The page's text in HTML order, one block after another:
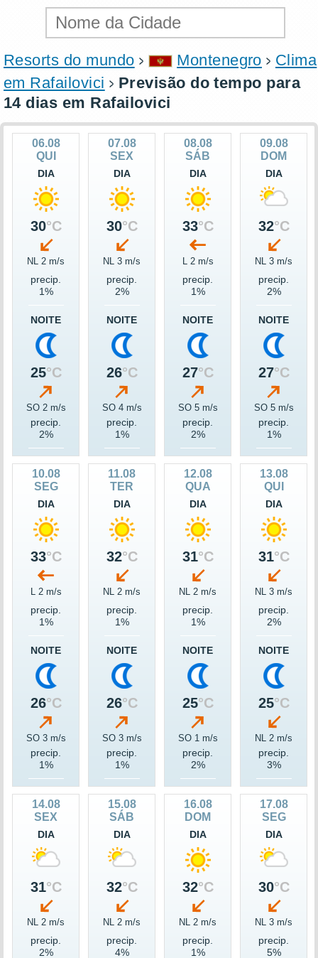
Resorts do mundo Montenegro
Clima
em Rafailovici
Previsão do tempo para
14 dias em Rafailovici
06.08
QUI
DIA
30°C
NL 2 m/s
precip.
1%
NOITE
25°C
SO 2 m/s
precip.
2%
07.08
SEX
DIA
30°C
NL 3 m/s
precip.
2%
NOITE
26°C
SO 4 m/s
precip.
1%
08.08
SÁB
DIA
33°C
L 2 m/s
precip.
1%
NOITE
27°C
SO 5 m/s
precip.
2%
09.08
DOM
DIA
32°C
NL 3 m/s
precip.
2%
NOITE
27°C
SO 5 m/s
precip.
1%
10.08
SEG
DIA
33°C
L 2 m/s
precip.
1%
NOITE
26°C
SO 3 m/s
precip.
1%
11.08
TER
DIA
32°C
NL 2 m/s
precip.
1%
NOITE
26°C
SO 3 m/s
precip.
1%
12.08
QUA
DIA
31°C
NL 2 m/s
precip.
1%
NOITE
25°C
SO 1 m/s
precip.
2%
13.08
QUI
DIA
31°C
NL 3 m/s
precip.
2%
NOITE
25°C
NL 2 m/s
precip.
3%
14.08
SEX
DIA
31°C
NL 2 m/s
precip.
2%
15.08
SÁB
DIA
32°C
NL 2 m/s
precip.
4%
16.08
DOM
DIA
32°C
NL 2 m/s
precip.
1%
17.08
SEG
DIA
30°C
NL 3 m/s
precip.
5%